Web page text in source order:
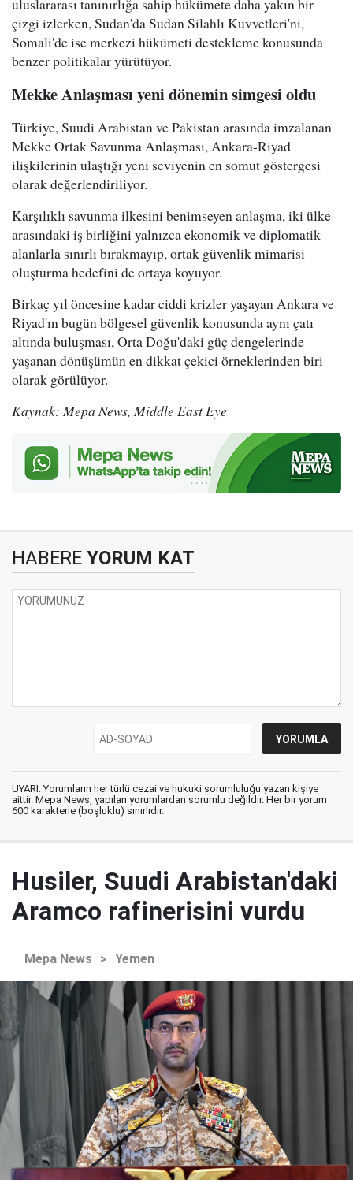
çizgi izlerken, Sudan'da Sudan Silahlı Kuvvetleri'ni,
Somali'de ise merkezi hükümeti destekleme konusunda
benzer politikalar yürütüyor.
Mekke Anlaşması yeni dönemin simgesi oldu
Türkiye, Suudi Arabistan ve Pakistan arasında imzalanan
Mekke Ortak Savunma Anlaşması, Ankara-Riyad
ilişkilerinin ulaştığı yeni seviyenin en somut göstergesi
olarak değerlendiriliyor.
Karşılıklı savunma ilkesini benimseyen anlaşma, iki ülke
arasındaki iş birliğini yalnızca ekonomik ve diplomatik
alanlarla sınırlı bırakmayıp, ortak güvenlik mimarisi
oluşturma hedefini de ortaya koyuyor.
Birkaç yıl öncesine kadar ciddi krizler yaşayan Ankara ve
Riyad'ın bugün bölgesel güvenlik konusunda aynı çatı
altında buluşması, Orta Doğu'daki güç dengelerinde
yaşanan dönüşümün en dikkat çekici örneklerinden biri
olarak görülüyor.
Kaynak: Mepa News, Middle East Eye
HABERE YORUM KAT
UYARI: Yorumların her türlü cezai ve hukuki sorumluluğu yazan kişiye
aittir. Mepa News, yapılan yorumlardan sorumlu değildir. Her bir yorum
600 karakterle (boşluklu) sınırlıdır.
Husiler, Suudi Arabistan'daki
Aramco rafinerisini vurdu
Mepa News > Yemen